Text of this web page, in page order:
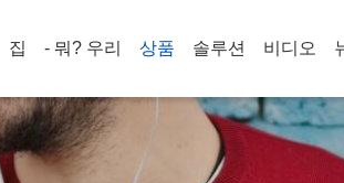
집 - 뭐? 우리 상품 솔루션 비디오